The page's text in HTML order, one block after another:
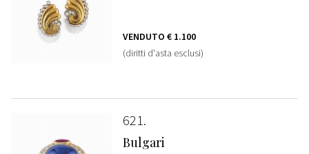
VENDUTO € 1.100
(diritti d'asta esclusi)
621
Bulgari